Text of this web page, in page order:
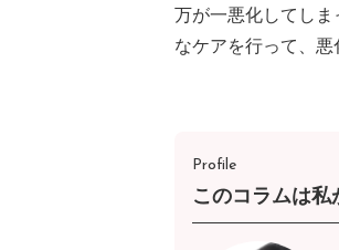
万が一悪化してし
なケアを行って、悪
Profile
このコラムは私